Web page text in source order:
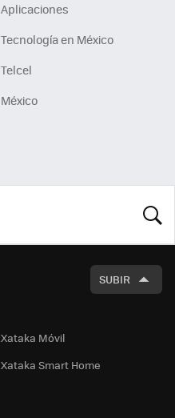
Aplicaciones
Tecnología en México
Telcel
México
SUBIR
Xataka Móvil
Xataka Smart Home